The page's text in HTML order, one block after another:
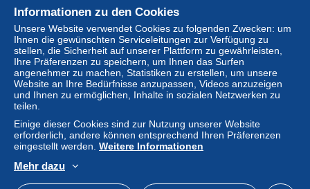
Lieferzone 5
Lieferzone 6
Lieferzone 7
Paket mit Rückschein
(Sendungsverfolgung)
Informationen zu den Cookies
Unsere Website verwendet Cookies zu folgenden Zwecken: um
Ihnen die gewünschten Serviceleitungen zur Verfügung zu
stellen, die Sicherheit auf unserer Plattform zu gewährleisten,
Ihre Präferenzen zu speichern, um Ihnen das Surfen
angenehmer zu machen, Statistiken zu erstellen, um unsere
Website an Ihre Bedürfnisse anzupassen, Videos anzuzeigen
und Ihnen zu ermöglichen, Inhalte in sozialen Netzwerken zu
teilen.
Einige dieser Cookies sind zur Nutzung unserer Website
erforderlich, andere können entsprechend Ihren Präferenzen
eingestellt werden. Weitere Informationen
Mehr dazu
Online-Hilfe
Auf Delcampe kaufen
Auf Delcampe verkaufen
Eine sichere Website